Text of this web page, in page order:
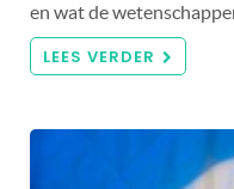
en wat de
LEES VERDER